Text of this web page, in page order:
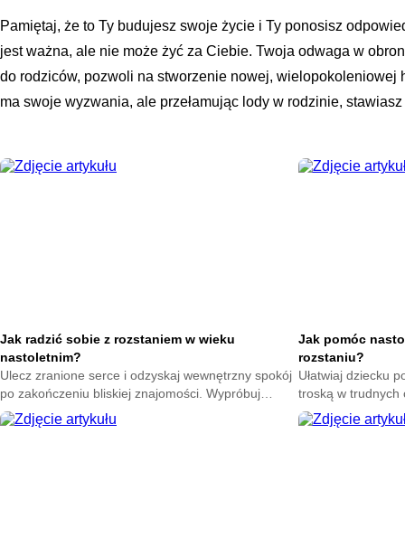
Pamiętaj, że to Ty budujesz swoje życie i Ty ponosisz
jest ważna, ale nie może żyć za Ciebie. Twoja odwaga w
do rodziców, pozwoli na stworzenie nowej, wielopokoleniowej
ma swoje wyzwania, ale przełamując lody w rodzinie,
Jak radzić sobie z rozstaniem w wieku
nastoletnim?
Ulecz zranione serce i odzyskaj wewnętrzny spokój
po zakończeniu bliskiej znajomości. Wypróbuj
skuteczne techniki na poprawę nastroju każdego
dnia.
Jak pomóc
rozstaniu?
Ułatwiaj dziecku
troską w trudnych
sposoby na